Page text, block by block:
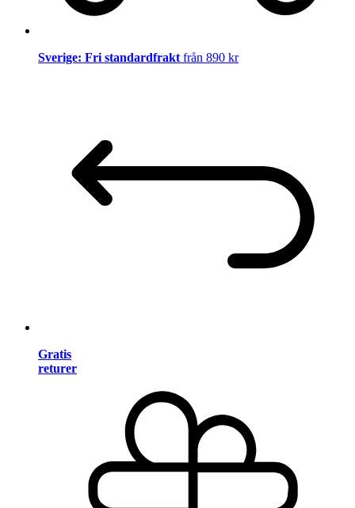
Sverige: Fri standardfrakt från 890 kr
Gratis
returer